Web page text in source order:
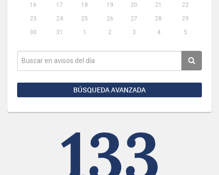
16
17 18 19 20 21
22
23
24 25 26 27 28
29
30
31 1 2 3 4 5
BÚSQUEDA AVANZADA